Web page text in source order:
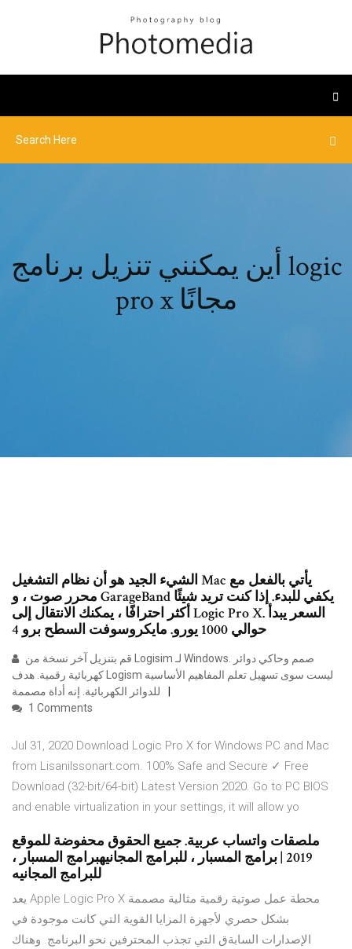
أين يمكنني تنزيل برنامج logic
pro x مجانًا
الشيء الجيد هو أن نظام التشغيل Mac يأتي بالفعل مع
محرر صوت ، و GarageBand يكفي للبدء. إذا كنت تريد شيئًا
أكثر احترافًا ، يمكنك الانتقال إلى Logic Pro X. السعر يبدأ
حوالي 1000 يورو. مايكروسوفت السطح برو 4
كهربائية رقمية. هدف Logism ليست سوى تسهيل تعلم المفاهيم الأساسية
للدوائر الكهربائية. إنه أداة مصممة
1 Comments
Jul 31, 2020 Download Logic Pro X for Windows PC and Mac
from Lisanilssonart.com. 100% Safe and Secure ✓ Free
Download (32-bit/64-bit) Latest Version 2020. Go to PC BIOS
and enable virtualization in your settings, it will allow yo
ملصقات واتساب عربية. جميع الحقوق محفوضة للموقع
2019 | برامج المسبار ، للبرامج المجانيهبرامج المسبار ،
للبرامج المجانيه
يعد Apple Logic Pro X محطة عمل صوتية رقمية مثالية مصممة
بشكل حصري لأجهزة المزايا القوية التي كانت موجودة في
الإصدارات السابةق التي تجذب المحترفين نحو البرنامج. وهناك